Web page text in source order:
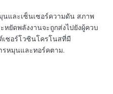
และเซ็นเซอร์ความดัน สภาพ
หยัดพลังงานจะถูกส่งไปยังผู้ควบ
เซอร์โวซินโครโนสที่มี
รหมุนและทอร์คตาม.